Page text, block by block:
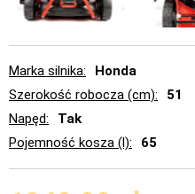
Marka silnika
Honda
Szerokość robocza (cm)
51
Napęd
Tak
Pojemność kosza (l)
65